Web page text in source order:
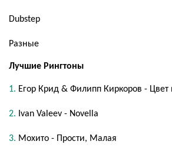
Dubstep
Разные
Лучшие Рингтоны
Егор Крид & Филипп Киркоров - Цвет
Ivan Valeev - Novella
Мохито - Прости, Малая